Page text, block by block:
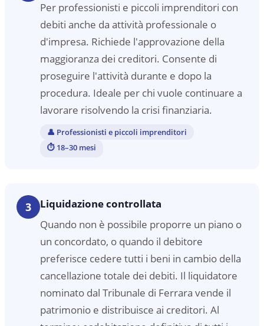
Per professionisti e piccoli imprenditori con
debiti anche da attività professionale o
d'impresa. Richiede l'approvazione della
maggioranza dei creditori. Consente di
proseguire l'attività durante e dopo la
procedura. Ideale per chi vuole continuare a
lavorare risolvendo la crisi finanziaria.
👤 Professionisti e piccoli imprenditori
⏱ 18–30 mesi
3
Liquidazione controllata
Quando non è possibile proporre un piano o
un concordato, o quando il debitore
preferisce cedere tutti i beni in cambio della
cancellazione totale dei debiti. Il liquidatore
nominato dal Tribunale di Ferrara vende il
patrimonio e distribuisce ai creditori. Al